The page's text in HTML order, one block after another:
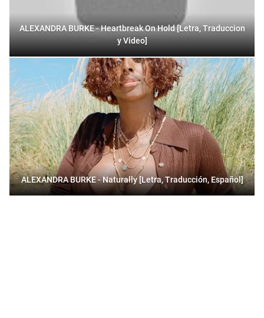
ALEXANDRA BURKE - Heartbreak On Hold [Letra, Traduccion
y Video]
ALEXANDRA BURKE - Naturally [Letra, Traducción, Español]